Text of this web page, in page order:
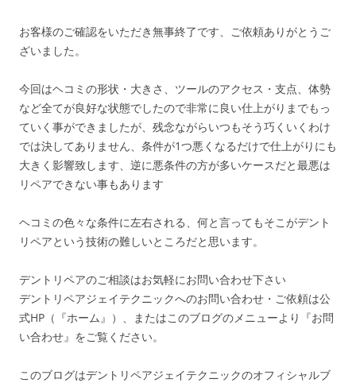
お客様のご確認をいただき無事終了です、ご依頼ありがとうご
ざいました。
今回はヘコミの形状・大きさ、ツールのアクセス・支点、体勢
など全てが良好な状態でしたので非常に良い仕上がりまでもっ
ていく事ができましたが、残念ながらいつもそう巧くいくわけ
では決してありません、条件が1つ悪くなるだけで仕上がりにも
大きく影響致します、逆に悪条件の方が多いケースだと最悪は
リペアできない事もあります
ヘコミの色々な条件に左右される、何と言ってもそこがデント
リペアという技術の難しいところだと思います。
デントリペアのご相談はお気軽にお問い合わせ下さい
デントリペアジェイテクニックへのお問い合わせ・ご依頼は公
式HP（『ホーム』）、またはこのブログのメニューより『お問
い合わせ』をご覧ください。
このブログはデントリペアジェイテクニックのオフィシャルブ